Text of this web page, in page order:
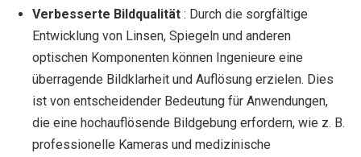
Verbesserte Bildqualität : Durch die sorgfältige
Entwicklung von Linsen, Spiegeln und anderen
optischen Komponenten können Ingenieure eine
überragende Bildklarheit und Auflösung erzielen. Dies
ist von entscheidender Bedeutung für Anwendungen,
die eine hochauflösende Bildgebung erfordern, wie z. B.
professionelle Kameras und medizinische